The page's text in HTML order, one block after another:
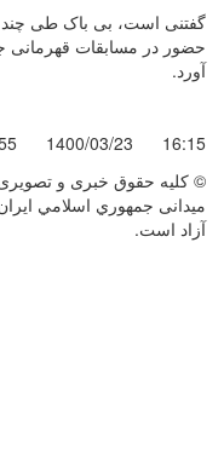
گفتنی است، بی باک طی
آورد.
16:15
1400/03/23
© کليه حقوق خبری و
میدانی جمهوري اسلامي
آزاد است.